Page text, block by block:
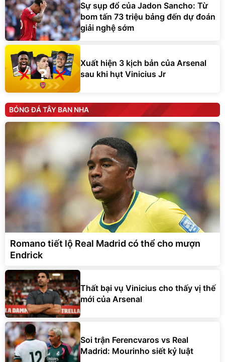
Sự sụp đổ của Jadon Sancho: Từ
bom tấn 73 triệu bảng đến dự đoán
giải nghệ sớm
Xuất hiện 3 kịch bản của Arsenal
sau khi hụt Vinicius Jr
BÓNG ĐÁ TÂY BAN NHA
Romano tiết lộ Real Madrid có thể cho mượn
Endrick
Thất bại vụ Vinicius cho thấy vị thế
mới của Arsenal
Soi trận Ferencvaros vs Real
Madrid: Mourinho siết kỷ luật